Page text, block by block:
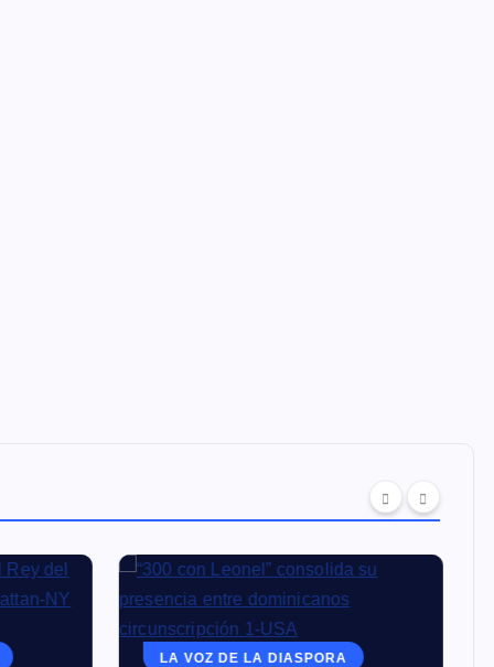
LA VOZ DE LA DIASPORA